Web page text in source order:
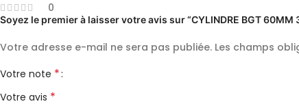
0
Soyez le premier à laisser votre avis sur “CYLINDRE BGT 60MM
Votre adresse e-mail ne sera pas publiée. Les champs
Votre note *
Votre avis *